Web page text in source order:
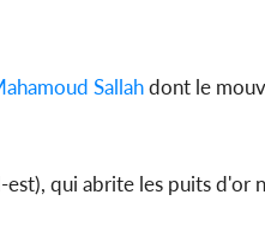
Sallahdont le
est), qui abrite les puits d'or